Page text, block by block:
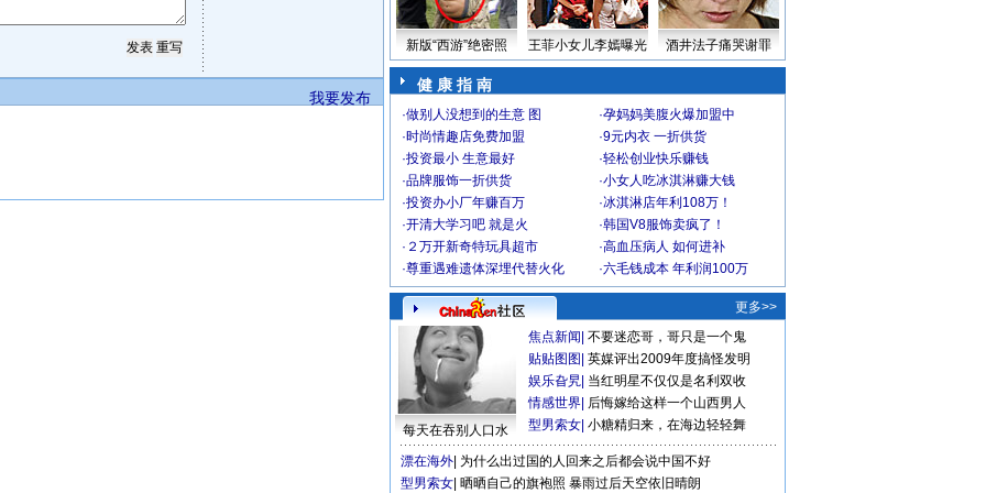
我要发布
新版“西游”绝密照 王菲小女儿李嫣曝光 酒井法子痛哭谢罪
健 康 指 南
·做别人没想到的生意 图 ·孕妈妈美腹火爆加盟中
·时尚情趣店免费加盟 ·9元内衣 一折供货
·投资最小 生意最好 ·轻松创业快乐赚钱
·品牌服饰一折供货 ·小女人吃冰淇淋赚大钱
·投资办小厂年赚百万 ·冰淇淋店年利108万！
·开清大学习吧 就是火 ·韩国V8服饰卖疯了！
· ２万开新奇特玩具超市 ·高血压病人 如何进补
·尊重遇难遗体深埋代替火化 ·六毛钱成本 年利润100万
更多>>
每天在吞别人口水
焦点新闻 不要迷恋哥，哥只是一个鬼
贴贴图图 英媒评出2009年度搞怪发明
娱乐旮旯 当红明星不仅仅是名利双收
情感世界 后悔嫁给这样一个山西男人
型男索女 小糖精归来，在海边轻轻舞
漂在海外 为什么出过国的人回来之后都会说中国不好
型男索女 晒晒自己的旗袍照 暴雨过后天空依旧晴朗